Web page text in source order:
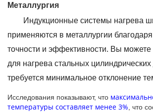
Металлургия
Индукционные системы нагрева
применяются в металлургии
точности и эффективности. Вы можете
для нагрева стальных цилиндрических
требуется минимальное отклонение
Исследования показывают, что
температуры составляет менее 3% , что